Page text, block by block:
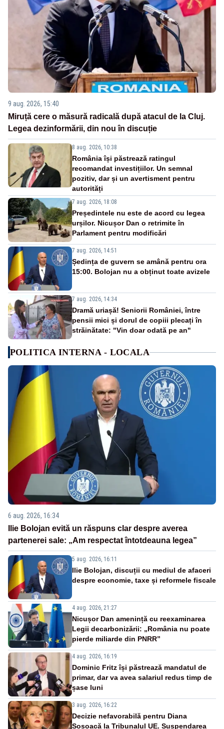
9 aug. 2026, 15:40
Miruță cere o măsură radicală după atacul de la Cluj.
Legea dezinformării, din nou în discuție
8 aug. 2026, 10:38
România își păstrează ratingul
recomandat investițiilor. Un semnal
pozitiv, dar și un avertisment pentru
autorități
7 aug. 2026, 18:08
Președintele nu este de acord cu legea
urșilor. Nicușor Dan o retrimite în
Parlament pentru modificări
7 aug. 2026, 14:51
Ședința de guvern se amână pentru ora
15:00. Bolojan nu a obținut toate avizele
7 aug. 2026, 14:34
Dramă uriașă! Seniorii României, între
pensii mici și dorul de copiii plecați în
străinătate: "Vin doar odată pe an"
POLITICA INTERNA - LOCALA
6 aug. 2026, 16:34
Ilie Bolojan evită un răspuns clar despre averea
partenerei sale: „Am respectat întotdeauna legea”
5 aug. 2026, 16:11
Ilie Bolojan, discuții cu mediul de afaceri
despre economie, taxe și reformele fiscale
4 aug. 2026, 21:27
Nicușor Dan amenință cu reexaminarea
Legii decarbonizării: „România nu poate
pierde miliarde din PNRR”
4 aug. 2026, 16:19
Dominic Fritz își păstrează mandatul de
primar, dar va avea salariul redus timp de
șase luni
3 aug. 2026, 16:22
Decizie nefavorabilă pentru Diana
Șoșoacă la Tribunalul UE. Suspendarea